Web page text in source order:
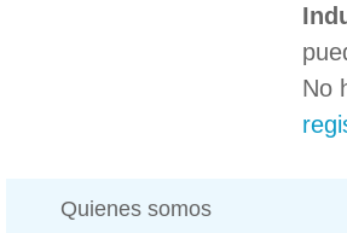
No
Quienes somos